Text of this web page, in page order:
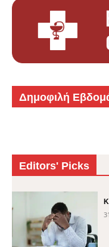
Δημοφιλή
Editors' Picks